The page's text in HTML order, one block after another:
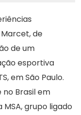
de
de um
esportiva
em São Paulo.
Brasil em
grupo ligado